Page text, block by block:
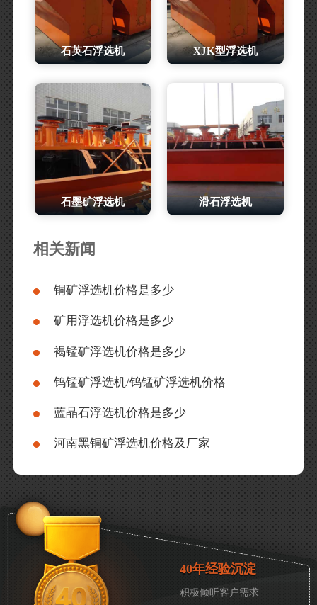
石英石浮选机 XJK型浮选机
石墨矿浮选机 滑石浮选机
相关新闻
铜矿浮选机价格是多少
矿用浮选机价格是多少
褐锰矿浮选机价格是多少
钨锰矿浮选机/钨锰矿浮选机价格
蓝晶石浮选机价格是多少
河南黑铜矿浮选机价格及厂家
40年经验沉淀
积极倾听客户需求